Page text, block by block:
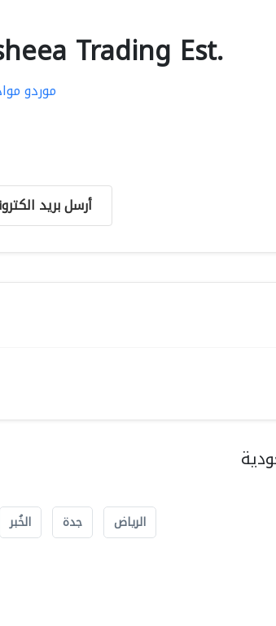
Trading Est.
موردو
أرسل بريد
الرياض جدة الخُبر